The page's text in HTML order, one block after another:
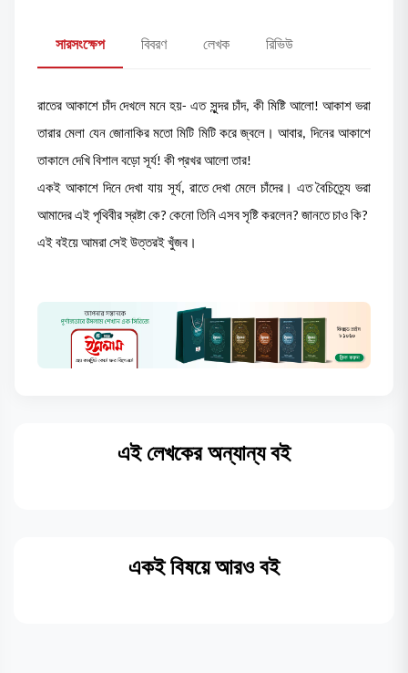
সারসংক্ষেপ বিবরণ লেখক রিভিউ
রাতের আকাশে চাঁদ দেখলে মনে হয়- এত সুন্দর চাঁদ, কী মিষ্টি আলো! আকাশ ভরা
তারার মেলা যেন জোনাকির মতো মিটি মিটি করে জ্বলে। আবার, দিনের আকাশে
তাকালে দেখি বিশাল বড়ো সূর্য! কী প্রখর আলো তার!
একই আকাশে দিনে দেখা যায় সূর্য, রাতে দেখা মেলে চাঁদের। এত বৈচিত্র্যে ভরা
আমাদের এই পৃথিবীর স্রষ্টা কে? কেনো তিনি এসব সৃষ্টি করলেন? জানতে চাও কি?
এই বইয়ে আমরা সেই উত্তরই খুঁজব।
এই লেখকের অন্যান্য বই
একই বিষয়ে আরও বই